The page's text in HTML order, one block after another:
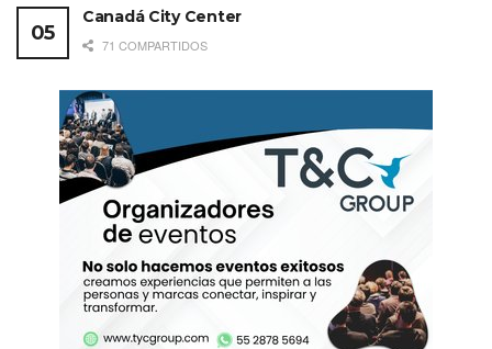
Música en vivo
Show de fuegos artificiales
Fuente de chocolate
Tornaboda
Valet parking
CONÓCELA
Carretera Tijuana-Ensenada
Km. 99.75, CP 22760
Ensenada, B.C., México
Canadá City Center
71 COMPARTIDOS